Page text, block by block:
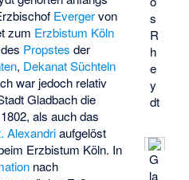
s
R
h
e
y
dt
G
la
Evergervon
zum Erzbistum Köln
Propstes der
, Dekanat Süchteln
war jedoch relativ
Gladbach die
als auch das
Alexandriaufgelöst
Erzbistum Köln. In
nach